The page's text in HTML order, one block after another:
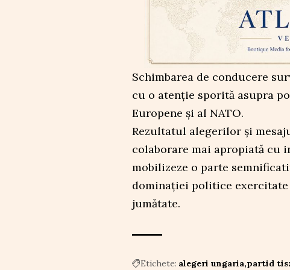
Schimbarea de conducere
cu o atenție sporită asupra
Europene și al NATO.
Rezultatul alegerilor și
colaborare mai apropiată cu
mobilizeze o parte
dominației politice exercitate
jumătate.
Etichete: alegeri ungaria partid